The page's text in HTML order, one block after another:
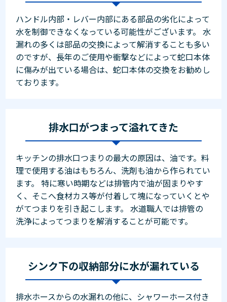
ハンドル内部・レバー内部にある部品の劣化によって
水を制御できなくなっている可能性がございます。 水
漏れの多くは部品の交換によって解消することも多い
のですが、長年のご使用や衝撃などによって蛇口本体
に傷みが出ている場合は、蛇口本体の交換をお勧めし
ております。
排水口がつまって溢れてきた
キッチンの排水口つまりの最大の原因は、油です。料
理で使用する油はもちろん、洗剤も油から作られてい
ます。 特に寒い時期などは排管内で油が固まりやす
く、そこへ食材カス等が付着して塊になっていくとや
がてつまりを引き起こします。 水道職人では排管の
洗浄によってつまりを解消することが可能です。
シンク下の収納部分に水が漏れている
排水ホースからの水漏れの他に、シャワーホース付き